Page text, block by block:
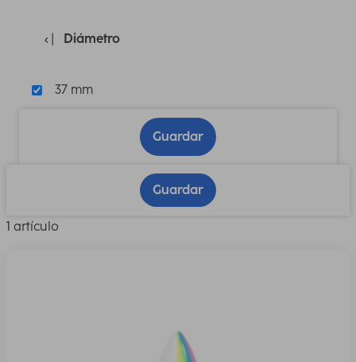
Diámetro
37 mm
Guardar
Guardar
1 artículo